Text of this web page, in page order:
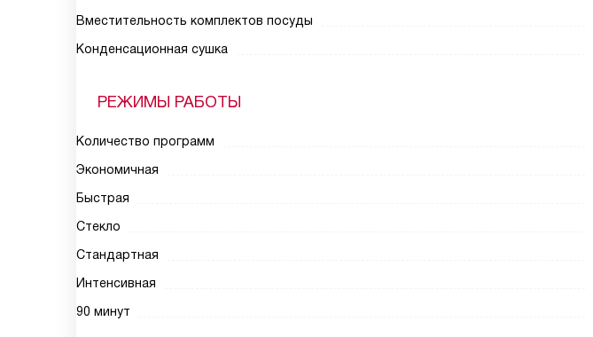
Вместительность комплектов посуды
Конденсационная сушка
РЕЖИМЫ РАБОТЫ
Количество программ
Экономичная
Быстрая
Стекло
Стандартная
Интенсивная
90 минут